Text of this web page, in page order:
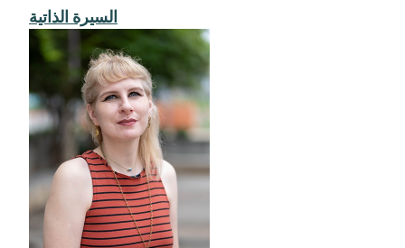
السيرة الذاتية